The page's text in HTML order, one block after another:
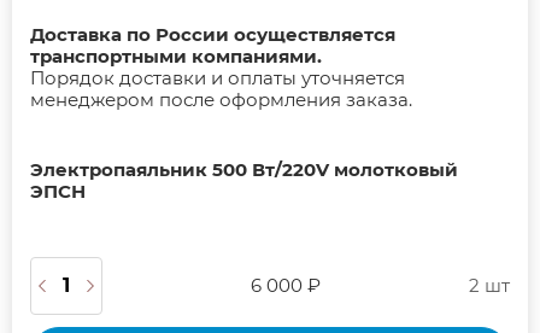
Доставка по России осуществляется
транспортными компаниями.
Порядок доставки и оплаты уточняется
менеджером после оформления заказа.
Электропаяльник 500 Вт/220V молотковый
ЭПСН
6 000 ₽ 2 шт